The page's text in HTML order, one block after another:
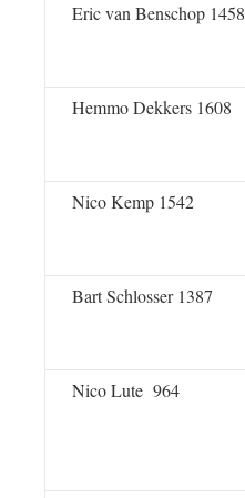
Eric van Benschop 1458
Hemmo Dekkers 1608
Nico Kemp 1542
Bart Schlosser 1387
Nico Lute 964